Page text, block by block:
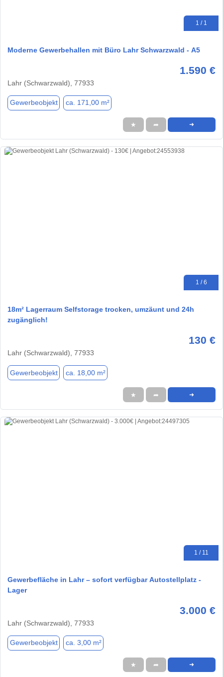
1 / 1
Moderne Gewerbehallen mit Büro Lahr Schwarzwald - A5
1.590 €
Lahr (Schwarzwald), 77933
Gewerbeobjekt ca. 171,00 m²
★ ➦ ➜
1 / 6
18m² Lagerraum Selfstorage trocken, umzäunt und 24h
zugänglich!
130 €
Lahr (Schwarzwald), 77933
Gewerbeobjekt ca. 18,00 m²
★ ➦ ➜
1 / 11
Gewerbefläche in Lahr – sofort verfügbar Autostellplatz -
Lager
3.000 €
Lahr (Schwarzwald), 77933
Gewerbeobjekt ca. 3,00 m²
★ ➦ ➜